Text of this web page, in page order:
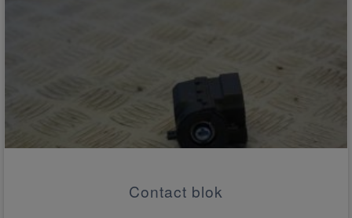
Contact blok